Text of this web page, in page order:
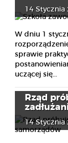
14 Stycznia
W dniu 1
sprawie
uczącej się...
Rząd
14 Stycznia